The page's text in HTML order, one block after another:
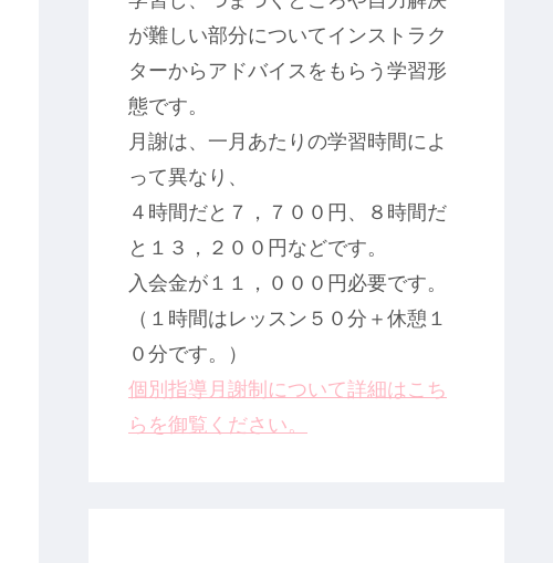
が難しい部分についてインストラク
ターからアドバイスをもらう学習形
態です。
月謝は、一月あたりの学習時間によ
って異なり、
４時間だと７，７００円、８時間だ
と１３，２００円などです。
入会金が１１，０００円必要です。
（１時間はレッスン５０分＋休憩１
０分です。）
個別指導月謝制について詳細はこち
らを御覧ください。